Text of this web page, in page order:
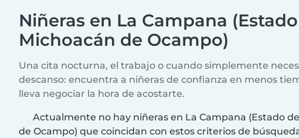
Niñeras en La Campana
Michoacán de Ocampo)
Una cita nocturna, el trabajo o cuando simplemente
descanso: encuentra a niñeras de confianza en menos
lleva negociar la hora de acostarte.
Actualmente no hay niñeras en La Campana (Estado
de Ocampo) que coincidan con estos criterios de